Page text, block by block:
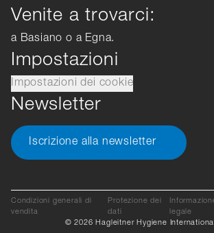
Venite a trovarci:
a Basiano o a Egna.
Impostazioni
Impostazioni dei cookie
Newsletter
Iscrizione alla newsletter
Condizioni generali di
vendita
Protezione dei
dati
legale
© 2026 Hagleitner Hygiene